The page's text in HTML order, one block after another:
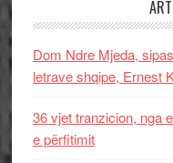
Dom Ndre Mjeda,
letrave shqipe, Ernest
36 vjet tranzicion, nga
e përfitimit